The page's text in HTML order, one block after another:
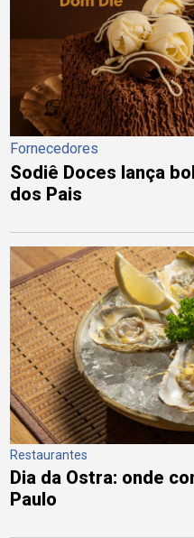
Fornecedores
Sodiê Doces lança
dos Pais
Restaurantes
Dia da Ostra: onde
Paulo